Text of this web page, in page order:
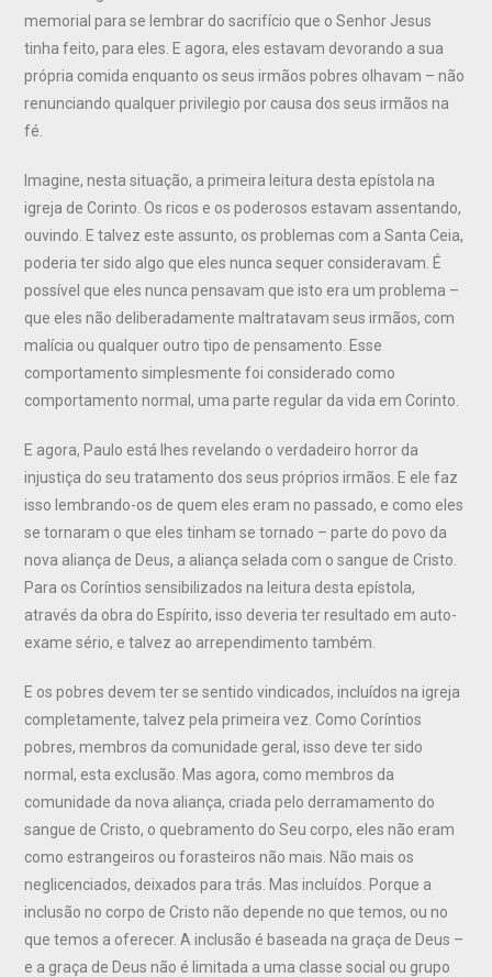
memorial para se lembrar do sacrifício que o Senhor Jesus
tinha feito, para eles. E agora, eles estavam devorando a sua
própria comida enquanto os seus irmãos pobres olhavam – não
renunciando qualquer privilegio por causa dos seus irmãos na
fé.
Imagine, nesta situação, a primeira leitura desta epístola na
igreja de Corinto. Os ricos e os poderosos estavam assentando,
ouvindo. E talvez este assunto, os problemas com a Santa Ceia,
poderia ter sido algo que eles nunca sequer consideravam. É
possível que eles nunca pensavam que isto era um problema –
que eles não deliberadamente maltratavam seus irmãos, com
malícia ou qualquer outro tipo de pensamento. Esse
comportamento simplesmente foi considerado como
comportamento normal, uma parte regular da vida em Corinto.
E agora, Paulo está lhes revelando o verdadeiro horror da
injustiça do seu tratamento dos seus próprios irmãos. E ele faz
isso lembrando-os de quem eles eram no passado, e como eles
se tornaram o que eles tinham se tornado – parte do povo da
nova aliança de Deus, a aliança selada com o sangue de Cristo.
Para os Coríntios sensibilizados na leitura desta epístola,
através da obra do Espírito, isso deveria ter resultado em auto-
exame sério, e talvez ao arrependimento também.
E os pobres devem ter se sentido vindicados, incluídos na igreja
completamente, talvez pela primeira vez. Como Coríntios
pobres, membros da comunidade geral, isso deve ter sido
normal, esta exclusão. Mas agora, como membros da
comunidade da nova aliança, criada pelo derramamento do
sangue de Cristo, o quebramento do Seu corpo, eles não eram
como estrangeiros ou forasteiros não mais. Não mais os
neglicenciados, deixados para trás. Mas incluídos. Porque a
inclusão no corpo de Cristo não depende no que temos, ou no
que temos a oferecer. A inclusão é baseada na graça de Deus –
e a graça de Deus não é limitada a uma classe social ou grupo